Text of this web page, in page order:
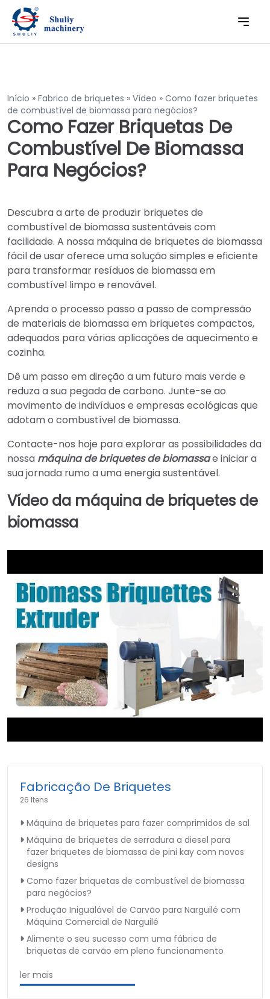
Início » Fabrico de briquetes » Vídeo » Como fazer briquetes
de combustível de biomassa para negócios?
Como Fazer Briquetas De
Combustível De Biomassa
Para Negócios?
Descubra a arte de produzir briquetes de
combustível de biomassa sustentáveis com
facilidade. A nossa máquina de briquetes de biomassa
fácil de usar oferece uma solução simples e eficiente
para transformar resíduos de biomassa em
combustível limpo e renovável.
Aprenda o processo passo a passo de compressão
de materiais de biomassa em briquetes compactos,
adequados para várias aplicações de aquecimento e
cozinha.
Dê um passo em direção a um futuro mais verde e
reduza a sua pegada de carbono. Junte-se ao
movimento de indivíduos e empresas ecológicas que
adotam o combustível de biomassa.
Contacte-nos hoje para explorar as possibilidades da
nossa máquina de briquetes de biomassae iniciar a
sua jornada rumo a uma energia sustentável.
Vídeo da máquina de briquetes de
biomassa
Fabricação De Briquetes
26 Itens
Máquina de briquetes para fazer comprimidos de sal
Máquina de briquetes de serradura a diesel para
fazer briquetes de biomassa de pini kay com novos
designs
Como fazer briquetas de combustível de biomassa
para negócios?
Produção Inigualável de Carvão para Narguilé com
Máquina Comercial de Narguilé
Alimente o seu sucesso com uma fábrica de
briquetas de carvão em pleno funcionamento
ler mais